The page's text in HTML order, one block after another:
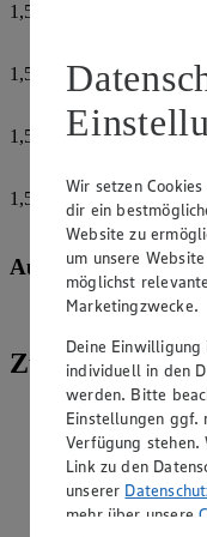
1,5
1,5
Koriandersamen
1,5
1,5
Kümmelsamen
Außerdem:
Tiroler Speck
Zubereitung
Die Samen im
sieben und in die
einrühren, salzen
die Gewürze
entstehen. Mit
warmen, zugfreien
Wir setzen
dir ein
Website zu
um unsere
möglichst
Marketingzwecke.
Deine
individuell in den
werden. Bitte
Einstellungen ggf.
Verfügung stehen.
Link zu den
unserer
mehr über unsere